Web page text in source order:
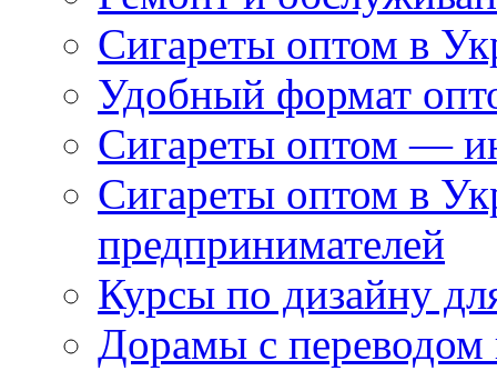
Сигареты оптом в
Удобный формат
Сигареты оптом —
Сигареты оптом в
предпринимателей
Курсы по дизайну
Дорамы с переводом